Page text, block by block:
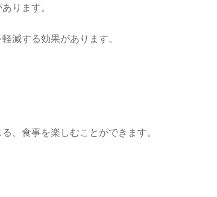
ります。
減する効果があります。
、食事を楽しむことができます。